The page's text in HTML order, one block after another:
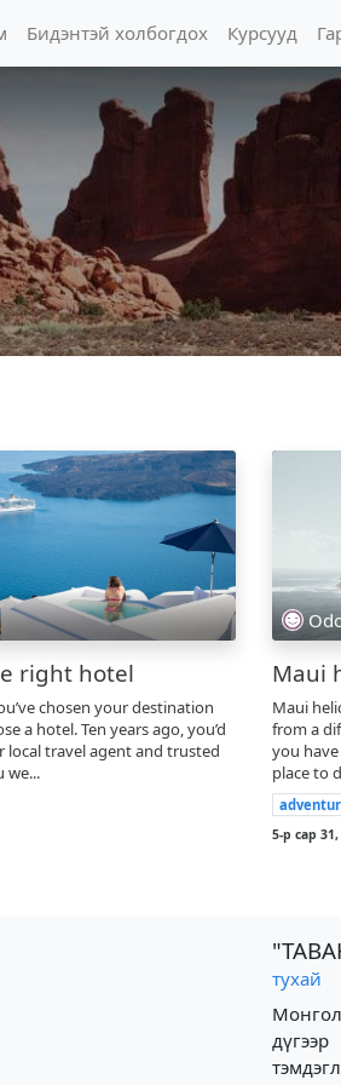
Бидэнтэй холбогдох Курсууд
right hotel
chosen your destination
a hotel. Ten years ago, you’d
local travel agent and trusted
we...
Maui
Maui
from a
you
place to
5-р сар 31,
тухай